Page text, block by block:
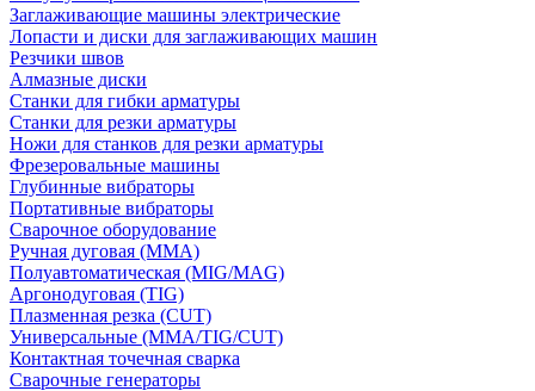
Заглаживающие машины электрические
Лопасти и диски для заглаживающих машин
Резчики швов
Алмазные диски
Станки для гибки арматуры
Станки для резки арматуры
Ножи для станков для резки арматуры
Фрезеровальные машины
Глубинные вибраторы
Портативные вибраторы
Сварочное оборудование
Ручная дуговая (MMA)
Полуавтоматическая (MIG/MAG)
Аргонодуговая (TIG)
Плазменная резка (CUT)
Универсальные (MMA/TIG/CUT)
Контактная точечная сварка
Сварочные генераторы